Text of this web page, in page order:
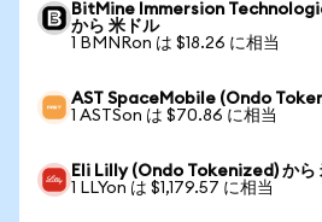
BitMine Immersion
から 米ドル
1 BMNRon は $18.26 に相当
AST SpaceMobile (Ondo
1 ASTSon は $70.86 に相当
Eli Lilly (Ondo Tokenized) から
1 LLYon は $1,179.57 に相当